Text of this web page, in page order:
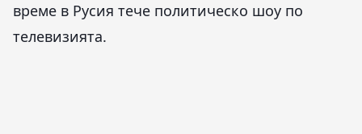
време в Русия тече политическо шоу по
телевизията.